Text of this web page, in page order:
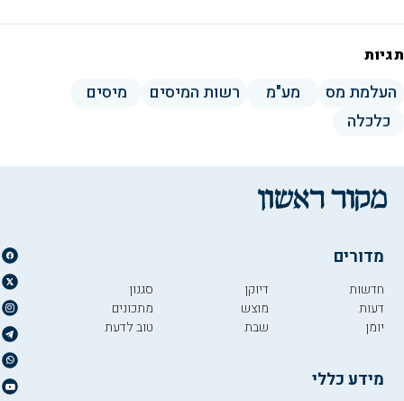
תגיות
העלמת מס מע"מ רשות המיסים
מיסים
כלכלה
מדורים
חדשות
דעות
יומן
דיוקן
מוצש
שבת
סגנון
מתכונים
טוב לדעת
מידע כללי